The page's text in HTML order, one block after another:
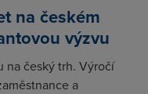
na českém
výzvu
na český trh. Výročí
a